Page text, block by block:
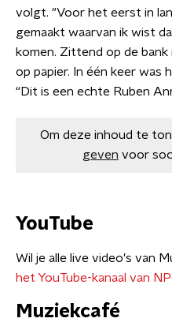
volgt. "Voor het eerst in
gemaakt waarvan ik wist
komen. Zittend op de
op papier. In één keer was
“Dit is een echte Ruben
Om deze inhoud te
geven voor
YouTube
Wil je alle live video's van
het YouTube-kanaal van
Muziekcafé